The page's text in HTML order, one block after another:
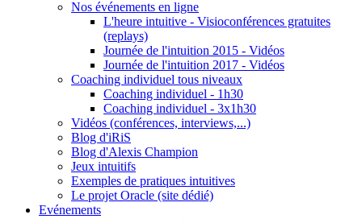
Nos événements en ligne
L'heure intuitive - Visioconférences gratuites
(replays)
Journée de l'intuition 2015 - Vidéos
Journée de l'intuition 2017 - Vidéos
Coaching individuel tous niveaux
Coaching individuel - 1h30
Coaching individuel - 3x1h30
Vidéos (conférences, interviews,...)
Blog d'iRiS
Blog d'Alexis Champion
Jeux intuitifs
Exemples de pratiques intuitives
Le projet Oracle (site dédié)
Evénements